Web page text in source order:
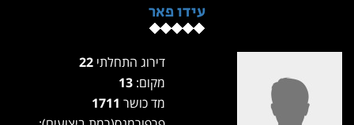
עידו פאר
דירוג התחלתי
מקום:
מד כושר